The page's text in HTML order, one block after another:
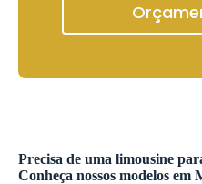
Precisa de uma limousine
Conheça nossos modelos em